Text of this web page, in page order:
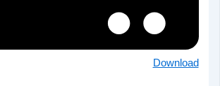
Download